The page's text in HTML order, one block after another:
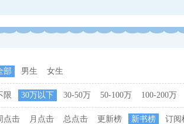
部 男生 女生
限 30万以下 30-50万 50-100万 100-200万
点击 月点击 总点击 更新榜 新书榜 订阅